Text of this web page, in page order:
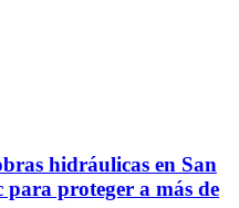
hidráulicas en San
para proteger a más de